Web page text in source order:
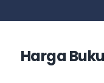
Harga